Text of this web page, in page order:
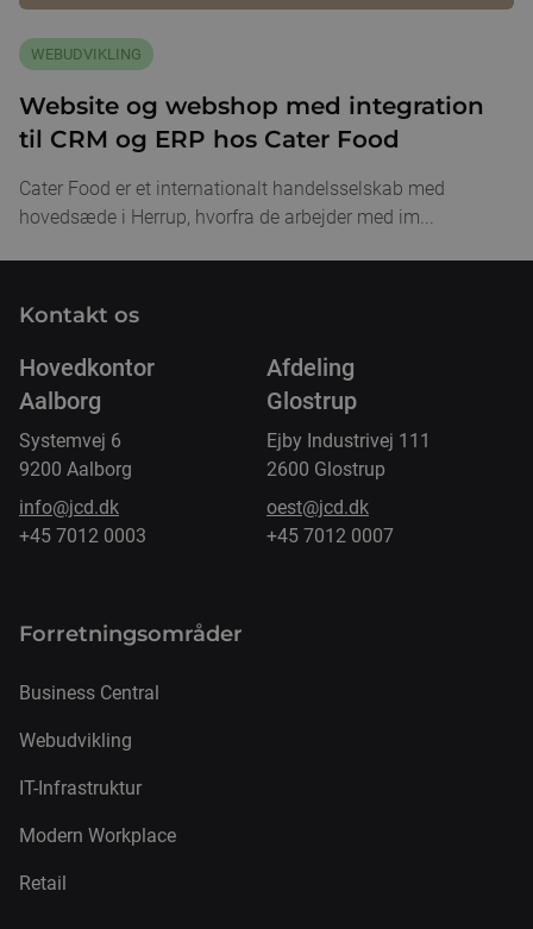
WEBUDVIKLING
Website og webshop med integration
til CRM og ERP hos Cater Food
Cater Food er et internationalt handelsselskab med
hovedsæde i Herrup, hvorfra de arbejder med im...
Kontakt os
Hovedkontor
Aalborg
Systemvej 6
9200 Aalborg
info@jcd.dk
+45 7012 0003
Afdeling
Glostrup
Ejby Industrivej 111
2600 Glostrup
oest@jcd.dk
+45 7012 0007
Forretnings­områder
Business Central
Webudvikling
IT-Infrastruktur
Modern Workplace
Retail